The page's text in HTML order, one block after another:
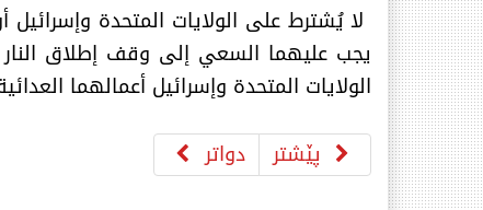
لا يُشترط على الولايات المتحدة
يجب عليهما السعي إلى وقف إطلاق النار
الولايات المتحدة وإسرائيل أعمالهما
پێشتر
دواتر